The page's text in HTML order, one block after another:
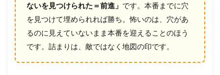
0
思
考
メ
モ
ないを見つけられた＝前進」 です。本番までに穴
を見つけて埋められれば勝ち。怖いのは、穴があ
るのに見えていないまま本番を迎えることのほう
です。詰まりは、敵ではなく地図の印です。